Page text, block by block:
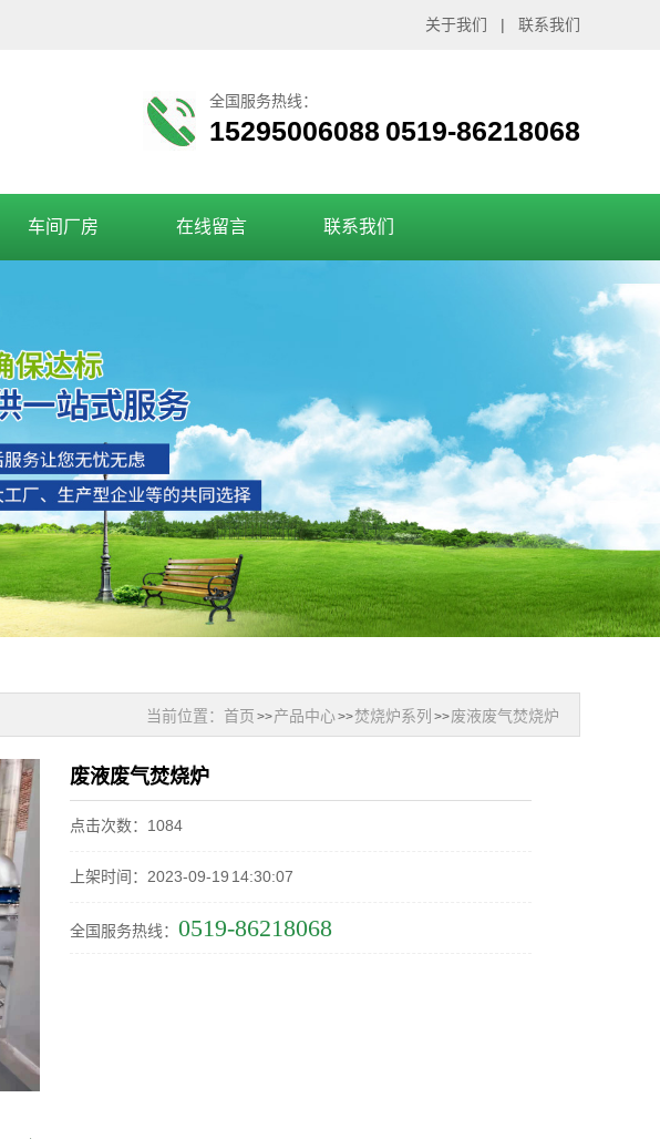
关于我们 | 联系我们
全国服务热线：
15295006088 0519-86218068
车间厂房 在线留言 联系我们
当前位置： 首页 >>产品中心>>焚烧炉系列 >>废液废气焚烧炉
废液废气焚烧炉
点击次数：1084
上架时间：2023-09-19 14:30:07
全国服务热线： 0519-86218068